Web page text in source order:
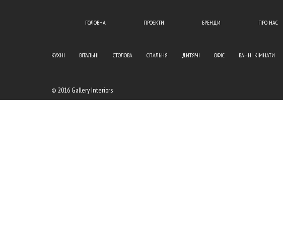
ГОЛОВНА ПРОЄКТИ БРЕНДИ ПРО НАС
КУХНІ ВІТАЛЬНІ СТОЛОВА СПАЛЬНЯ ДИТЯЧІ ОФІС ВАННІ КІМНАТИ
© 2016 Gallery Interiors